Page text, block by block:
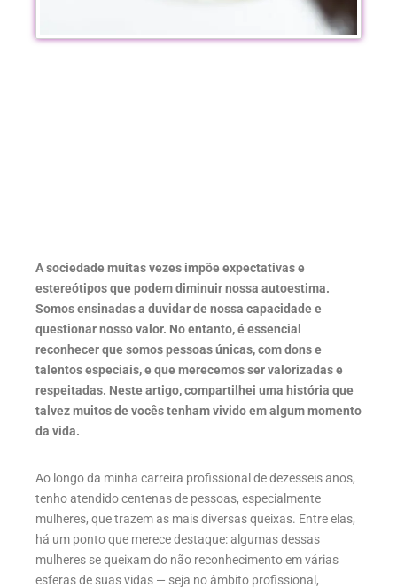
A sociedade muitas vezes impõe expectativas e
estereótipos que podem diminuir nossa autoestima.
Somos ensinadas a duvidar de nossa capacidade e
questionar nosso valor. No entanto, é essencial
reconhecer que somos pessoas únicas, com dons e
talentos especiais, e que merecemos ser valorizadas e
respeitadas. Neste artigo, compartilhei uma história que
talvez muitos de vocês tenham vivido em algum momento
da vida.
Ao longo da minha carreira profissional de dezesseis anos,
tenho atendido centenas de pessoas, especialmente
mulheres, que trazem as mais diversas queixas. Entre elas,
há um ponto que merece destaque: algumas dessas
mulheres se queixam do não reconhecimento em várias
esferas de suas vidas — seja no âmbito profissional,